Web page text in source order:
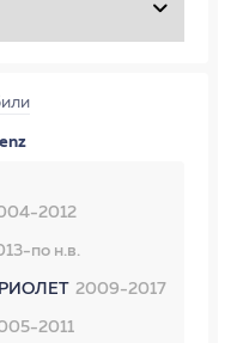
2012
по н.в.
2009-2017
2011